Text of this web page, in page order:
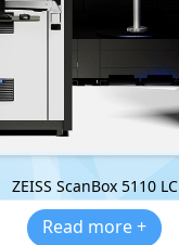
ZEISS ScanBox 5110 LC
Read more +